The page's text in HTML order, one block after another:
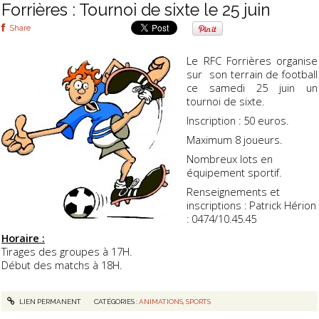
Forrières : Tournoi de sixte le 25 juin
Share
Le RFC Forrières organise
sur son terrain de football
ce samedi 25 juin un
tournoi de sixte.
Inscription : 50 euros.
Maximum 8 joueurs.
Nombreux lots en
équipement sportif.
Renseignements et
inscriptions : Patrick Hérion
: 0474/10.45.45
Horaire :
Tirages des groupes à 17H.
Début des matchs à 18H.
LIEN PERMANENT CATÉGORIES :ANIMATIONS, SPORTS